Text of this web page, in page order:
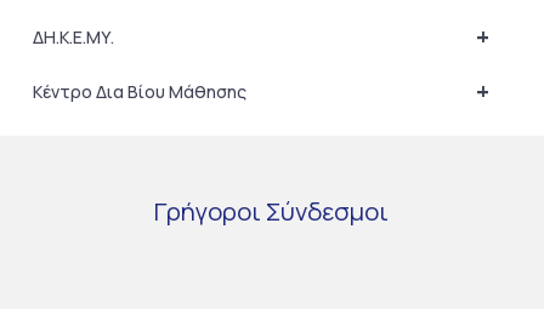
+
ΔΗ.Κ.Ε.ΜΥ.
+
Κέντρο Δια Βίου Μάθησης
Γρήγοροι Σύνδεσμοι